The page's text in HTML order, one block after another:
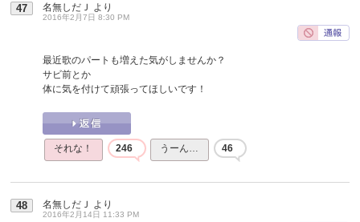
47 名無しだＪ より
2016年2月7日 8:30 PM
最近歌のパートも増えた気がしませんか？
サビ前とか
体に気を付けて頑張ってほしいです！
それな！ 246 うーん… 46
48 名無しだＪ より
2016年2月14日 11:33 PM